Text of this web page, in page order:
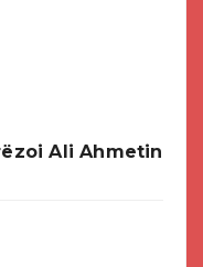
Ali Ahmetin